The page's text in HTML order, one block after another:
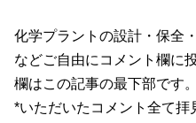
化学プラントの設計・保全
などご自由にコメント欄に
欄はこの記事の最下部です。
*いただいたコメント全て拝